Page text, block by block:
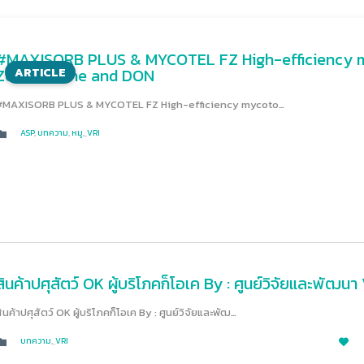
PLUS & MYCOTEL FZ High-
and DON
ARTICLE
PLUS & MYCOTEL FZ High-efficiency mycoto…
CATEGORY
ASP,บทความ,หมู,ฺVRI
ค้าปศุสัตว์ OK ผู้บริโภคก็โอเค By : ศูนย์วิจัยและพัฒนา
ค้าปศุสัตว์ OK ผู้บริโภคก็โอเค By : ศูนย์วิจัยและพัฒ…
CATEGORY
บทความ,ฺVRI 